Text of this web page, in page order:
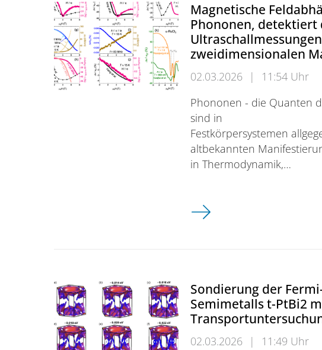
Magnetische
Phononen, detektiert
zweidimensionalen
02.03.2026 |
11:54 Uhr
Phononen - die Quanten
sind in
Festkörpersystemen
altbekannten
in Thermodynamik,…
Magnetische
Sondierung der
Semimetalls t-PtBi2
02.03.2026 |
11:49 Uhr